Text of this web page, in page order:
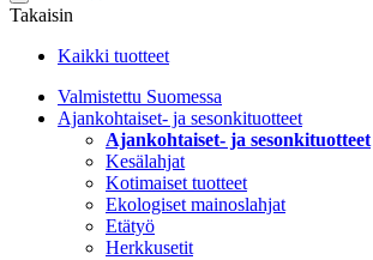
Takaisin
Kaikki tuotteet
Valmistettu Suomessa
Ajankohtaiset- ja sesonkituotteet
Ajankohtaiset- ja sesonkituotteet
Kesälahjat
Kotimaiset tuotteet
Ekologiset mainoslahjat
Etätyö
Herkkusetit